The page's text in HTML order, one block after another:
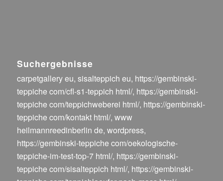
Suchergebnisse
carpetgallery eu, sisalteppich eu, https://gembinski-
teppiche com/cfl-s1-teppich html/, https://gembinski-
teppiche com/teppichweberei html/, https://gembinski-
teppiche com/kontakt html/, www
heilmannreedinberlin de, wordpress,
https://gembinski-teppiche com/oekologische-
teppiche-im-test-top-7 html/, https://gembinski-
teppiche com/sisalteppich html/, https://gembinski-